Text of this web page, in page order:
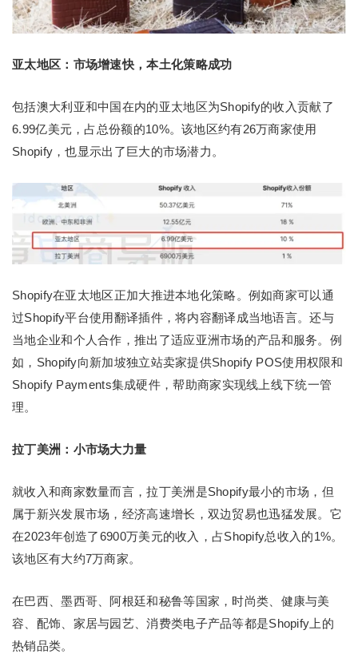
亚太地区：市场增速快，本土化策略成功
包括澳大利亚和中国在内的亚太地区为Shopify的收入贡献了
6.99亿美元，占总份额的10%。该地区约有26万商家使用
Shopify，也显示出了巨大的市场潜力。
Shopify在亚太地区正加大推进本地化策略。例如商家可以通
过Shopify平台使用翻译插件，将内容翻译成当地语言。还与
当地企业和个人合作，推出了适应亚洲市场的产品和服务。例
如，Shopify向新加坡独立站卖家提供Shopify POS使用权限和
Shopify Payments集成硬件，帮助商家实现线上线下统一管
理。
拉丁美洲：小市场大力量
就收入和商家数量而言，拉丁美洲是Shopify最小的市场，但
属于新兴发展市场，经济高速增长，双边贸易也迅猛发展。它
在2023年创造了6900万美元的收入，占Shopify总收入的1%。
该地区有大约7万商家。
在巴西、墨西哥、阿根廷和秘鲁等国家，时尚类、健康与美
容、配饰、家居与园艺、消费类电子产品等都是Shopify上的
热销品类。